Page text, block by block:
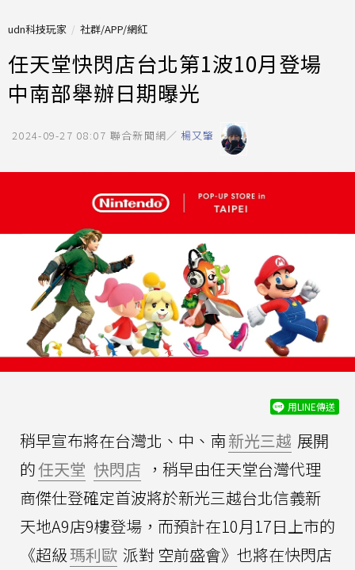
udn科技玩家 社群/APP/網紅
任天堂快閃店台北第1波10月登場
中南部舉辦日期曝光
2024-09-27 08:07 聯合新聞網／ 楊又肇
用LINE傳送
稍早宣布將在台灣北、中、南新光三越 展開
的任天堂 快閃店 ，稍早由任天堂台灣代理
商傑仕登確定首波將於新光三越台北信義新
天地A9店9樓登場，而預計在10月17日上市的
《超級瑪利歐 派對 空前盛會》也將在快閃店